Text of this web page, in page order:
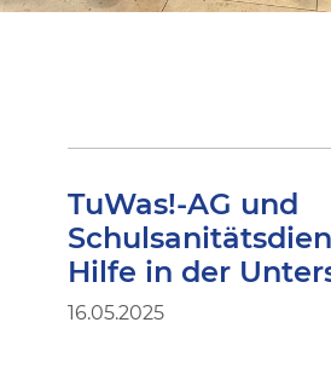
TuWas!-AG und
Hilfe in der
16.05.2025